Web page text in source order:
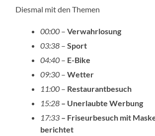
Diesmal mit den Themen
00:00 –Verwahrlosung
03:38 –Sport
04:40 – E-Bike
09:30 – Wetter
11:00 – Restaurantbesuch
15:28 – Unerlaubte Werbung
17:33 – Friseurbesuch mit
berichtet